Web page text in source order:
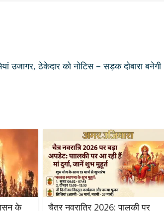
उजागर, ठेकेदार को नोटिस – सड़क दोबारा बनेगी
के
चैत्र नवरात्रि 2026: पालकी पर